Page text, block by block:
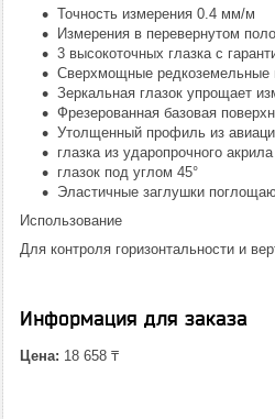
Точность измерения 0.4 мм/м
Измерения в перевернутом
3 высокоточных глазка с
Сверхмощные редкоземельные
Зеркальная глазок упрощает
Фрезерованная базовая
Утолщенный профиль из
глазка из ударопрочного акрила
глазок под углом 45°
Эластичные заглушки
Использование
Для контроля горизонтальности и
Информация для заказа
Цена: 18 658 ₸